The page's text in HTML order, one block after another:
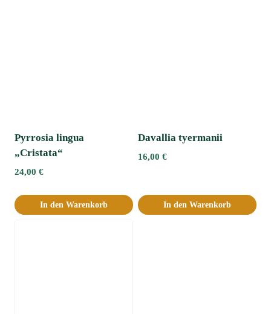
Pyrrosia lingua
„Cristata“
24,00 €
In den Warenkorb
Davallia tyermanii
16,00 €
In den Warenkorb